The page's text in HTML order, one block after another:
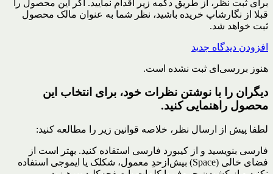
برای ثبت نظر، از طریق دکمه زیر اقدام نمایید. اگر این محصول را
قبلا از نگارشاپ خریده باشید، نظر شما به عنوان مالک محصول
ثبت خواهد شد.
افزودن دیدگاه جدید
هنوز بررسی‌ای ثبت نشده است.
دیگران را با نوشتن نظرات خود، برای انتخاب این
محصول راهنمایی کنید.
لطفا پیش از ارسال نظر، خلاصه قوانین زیر را مطالعه کنید:
فارسی بنویسید و از کیبورد فارسی استفاده کنید. بهتر است از
فضای خالی (Space) بیش‌از‌حدِ معمول، شکلک یا ایموجی استفاده